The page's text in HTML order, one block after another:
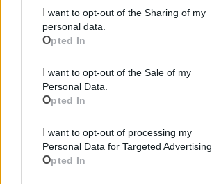
personal data.
Opted In
Personal Data.
Opted In
Personal Data for Targeted Advertising.
Opted In